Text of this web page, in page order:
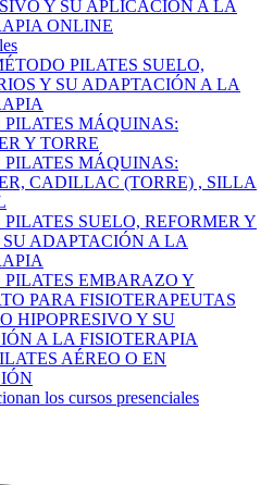
Y SU APLICACIÓN A LA
ONLINE
PILATES SUELO,
Y SU ADAPTACIÓN A LA
PILATES MÁQUINAS:
Y TORRE
PILATES MÁQUINAS:
CADILLAC (TORRE) , SILLA
SUELO, REFORMER Y
SU ADAPTACIÓN A LA
PILATES EMBARAZO Y
PARA FISIOTERAPEUTAS
HIPOPRESIVO Y SU
A LA FISIOTERAPIA
AÉREO O EN
los cursos presenciales